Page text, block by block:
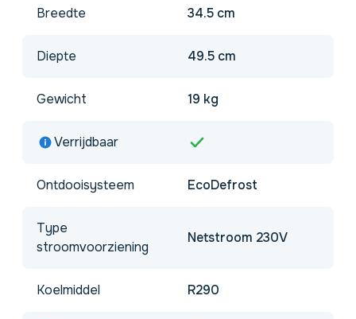
Breedte 34.5 cm
Diepte 49.5 cm
Gewicht 19 kg
Verrijdbaar
Ontdooisysteem EcoDefrost
Type
stroomvoorziening
Netstroom 230V
Koelmiddel R290